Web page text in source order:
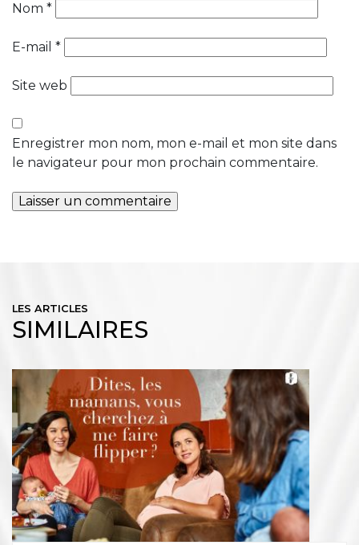
Nom *
E-mail *
Site web
Enregistrer mon nom, mon e-mail et mon site dans
le navigateur pour mon prochain commentaire.
LES ARTICLES
SIMILAIRES